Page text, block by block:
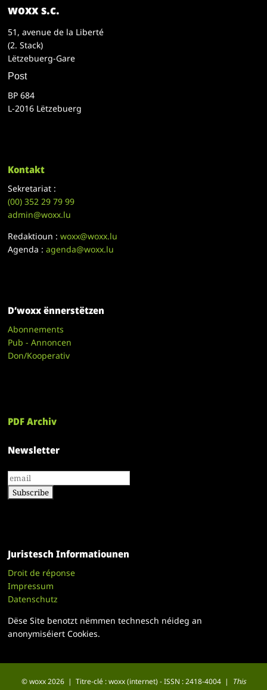
woxx s.c.
51, avenue de la Liberté
(2. Stack)
Lëtzebuerg-Gare
Post
BP 684
L-2016 Lëtzebuerg
Kontakt
Sekretariat :
(00)352 29 79 99
admin@woxx.lu
Redaktioun :woxx@woxx.lu
Agenda :agenda@woxx.lu
D’woxx ënnerstëtzen
Abonnements
Pub - Annoncen
Don/Kooperativ
PDF Archiv
Newsletter
Juristesch Informatiounen
Droit de réponse
Impressum
Datenschutz
Dëse Site benotzt nëmmen technesch néideg an
anonymiséiert Cookies.
© woxx 2026 | Titre-clé : woxx (internet) - ISSN : 2418-4004 |
This